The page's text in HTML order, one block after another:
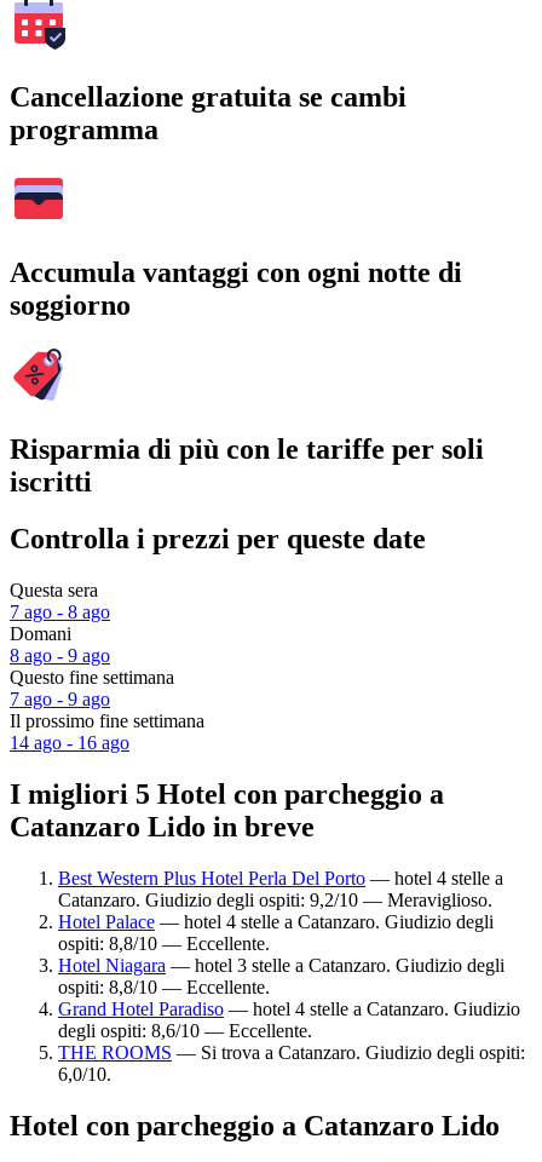
Cancellazione gratuita se cambi
programma
Accumula vantaggi con ogni notte di
soggiorno
Risparmia di più con le tariffe per soli
iscritti
Controlla i prezzi per queste date
Questa sera
7 ago - 8 ago
Domani
8 ago - 9 ago
Questo fine settimana
7 ago - 9 ago
Il prossimo fine settimana
14 ago - 16 ago
I migliori 5 Hotel con parcheggio a
Catanzaro Lido in breve
Best Western Plus Hotel Perla Del Porto — hotel 4 stelle a
Catanzaro. Giudizio degli ospiti: 9,2/10 — Meraviglioso.
Hotel Palace — hotel 4 stelle a Catanzaro. Giudizio degli
ospiti: 8,8/10 — Eccellente.
Hotel Niagara — hotel 3 stelle a Catanzaro. Giudizio degli
ospiti: 8,8/10 — Eccellente.
Grand Hotel Paradiso — hotel 4 stelle a Catanzaro. Giudizio
degli ospiti: 8,6/10 — Eccellente.
THE ROOMS — Si trova a Catanzaro. Giudizio degli ospiti:
6,0/10.
Hotel con parcheggio a Catanzaro Lido